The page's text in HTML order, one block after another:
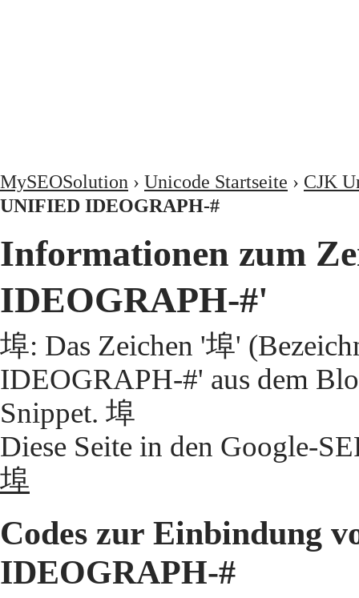
MySEOSolution › Unicode Startseite › CJK
UNIFIED IDEOGRAPH-#
Informationen zum
IDEOGRAPH-#'
埠: Das Zeichen '埠'
IDEOGRAPH-#' aus dem
Snippet. 埠
Diese Seite in den Google-
埠
Codes zur Einbindung
IDEOGRAPH-#